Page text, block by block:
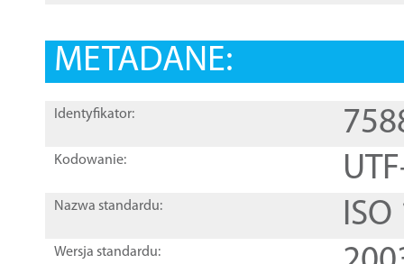
METADANE:
Identyfikator:
Kodowanie:
Nazwa standardu:
Wersja standardu: